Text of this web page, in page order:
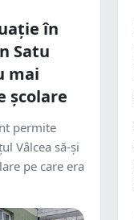
în
Satu
mai
școlare
permite
Vâlcea să-și
pe care era